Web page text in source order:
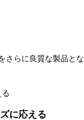
さらに良質な製品と
に応える